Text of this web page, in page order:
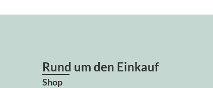
Rund um den Einkauf
Shop